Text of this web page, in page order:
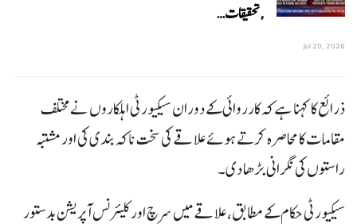
,تحقیقات…
Jul 20, 2026
ذرائع کا کہنا ہے کہ کارروائی کے دوران سیکیورٹی اہلکاروں نے مختلف
مقامات کا محاصرہ کرتے ہوئے علاقے کی سخت ناکہ بندی کی اور مشتبہ
راستوں کی نگرانی بڑھا دی۔
سیکیورٹی حکام کے مطابق، علاقے میں سرچ اور کلیئرنس آپریشن بدستور